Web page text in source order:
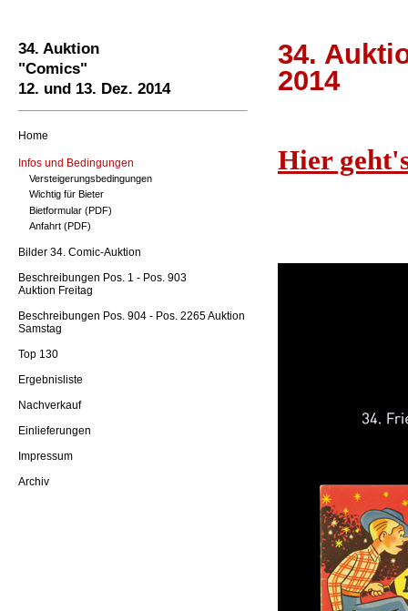
34. Auktion
"Comics"
12. und 13. Dez. 2014
Home
Infos und Bedingungen
Versteigerungsbedingungen
Wichtig für Bieter
Bietformular (PDF)
Anfahrt (PDF)
Bilder 34. Comic-Auktion
Beschreibungen Pos. 1 - Pos. 903
Auktion Freitag
Beschreibungen Pos. 904 - Pos. 2265 Auktion
Samstag
Top 130
Ergebnisliste
Nachverkauf
Einlieferungen
Impressum
Archiv
34.
2014
Hier